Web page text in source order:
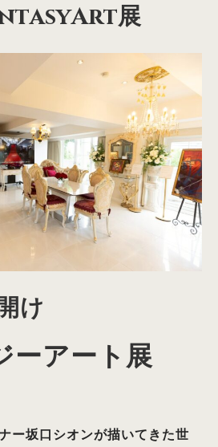
展
け
ーアート展
ー坂口シオンが描いてきた世